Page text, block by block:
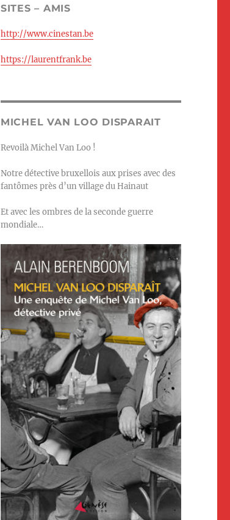
SITES – AMIS
http://www.cinestan.be
https://laurentfrank.be
MICHEL VAN LOO DISPARAIT
Revoilà Michel Van Loo !
Notre détective bruxellois aux prises avec des
fantômes près d’un village du Hainaut
Et avec les ombres de la seconde guerre
mondiale…